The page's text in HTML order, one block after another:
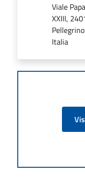
Viale
XXIII,
Italia